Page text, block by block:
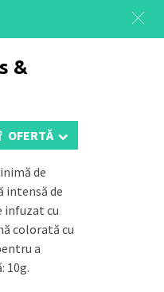
&
OFERTĂ
de
intensă de
infuzat cu
colorată cu
a
10g.